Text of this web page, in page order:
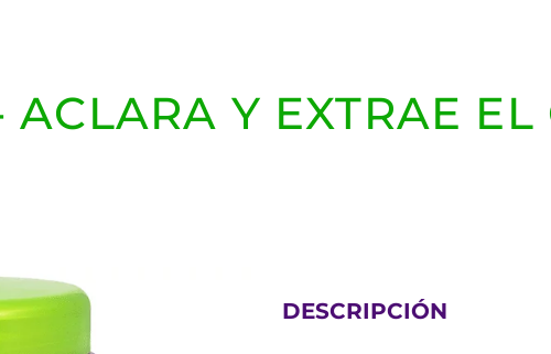
Y EXTRAE EL
DESCRIPCIÓN